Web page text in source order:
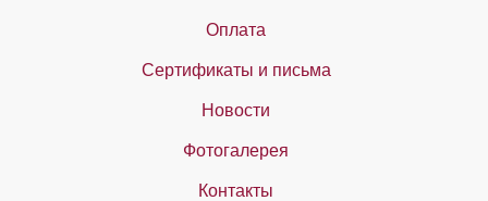
Оплата
Сертификаты и письма
Новости
Фотогалерея
Контакты